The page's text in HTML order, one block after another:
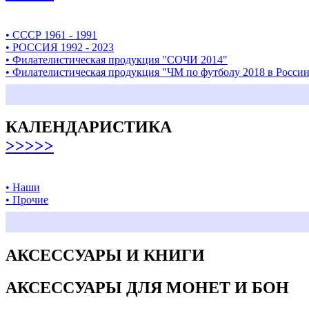
• СССР 1961 - 1991
• РОССИЯ 1992 - 2023
• Филателистическая продукция "СОЧИ 2014"
• Филателистическая продукция "ЧМ по футболу 2018 в
КАЛЕНДАРИСТИКА
>>>>>
• Наши
• Прочие
АКСЕССУАРЫ И КНИГИ
АКСЕССУАРЫ ДЛЯ МОНЕТ И БОН